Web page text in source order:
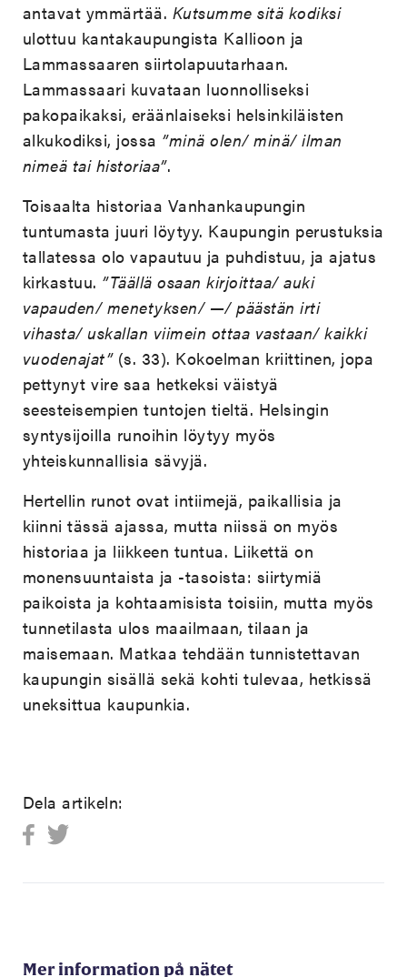
antavat ymmärtää. Kutsumme sitä kodiksi
ulottuu kantakaupungista Kallioon ja
Lammassaaren siirtolapuutarhaan.
Lammassaari kuvataan luonnolliseksi
pakopaikaksi, eräänlaiseksi helsinkiläisten
alkukodiksi, jossa ”minä olen/ minä/ ilman
nimeä tai historiaa”.
Toisaalta historiaa Vanhankaupungin
tuntumasta juuri löytyy. Kaupungin perustuksia
tallatessa olo vapautuu ja puhdistuu, ja ajatus
kirkastuu. ”Täällä osaan kirjoittaa/ auki
vapauden/ menetyksen/ —/ päästän irti
vihasta/ uskallan viimein ottaa vastaan/ kaikki
vuodenajat” (s. 33). Kokoelman kriittinen, jopa
pettynyt vire saa hetkeksi väistyä
seesteisempien tuntojen tieltä. Helsingin
syntysijoilla runoihin löytyy myös
yhteiskunnallisia sävyjä.
Hertellin runot ovat intiimejä, paikallisia ja
kiinni tässä ajassa, mutta niissä on myös
historiaa ja liikkeen tuntua. Liikettä on
monensuuntaista ja -tasoista: siirtymiä
paikoista ja kohtaamisista toisiin, mutta myös
tunnetilasta ulos maailmaan, tilaan ja
maisemaan. Matkaa tehdään tunnistettavan
kaupungin sisällä sekä kohti tulevaa, hetkissä
uneksittua kaupunkia.
Dela artikeln:
Mer information på nätet